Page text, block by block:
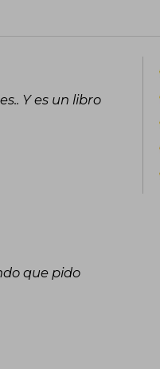
Y es un libro
que pido